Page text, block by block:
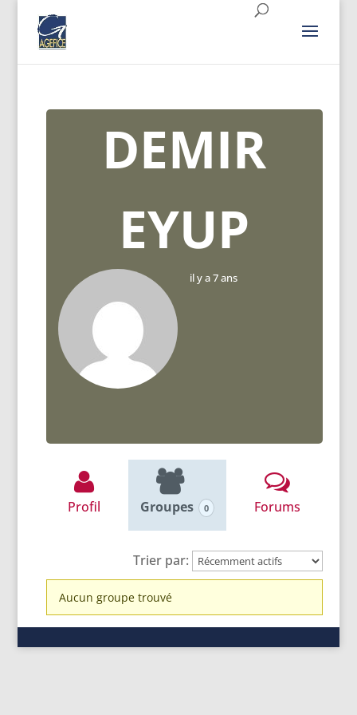
DEMIR
EYUP
il y a 7 ans
Profil Groupes 0 Forums
Trier par:
Groupes
du
Aucun groupe trouvé